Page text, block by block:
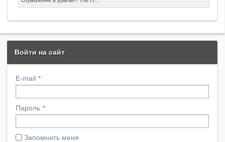
ураган. Тем временем банда воров планирует
разбушевавшийся ураган усиливается до смертельно
Войти на сайт
E-mail
Пароль
Запомнить меня